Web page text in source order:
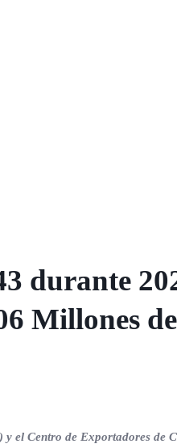
durante
Millones
el Centro de Exportadores de